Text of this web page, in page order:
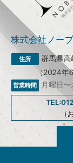
株式会社ノー
群馬県
（2024年
月曜日
（